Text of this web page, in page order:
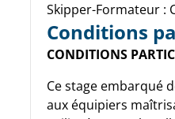
Skipper-Formateur :
Conditions
CONDITIONS
Ce stage embarqué
aux équipiers